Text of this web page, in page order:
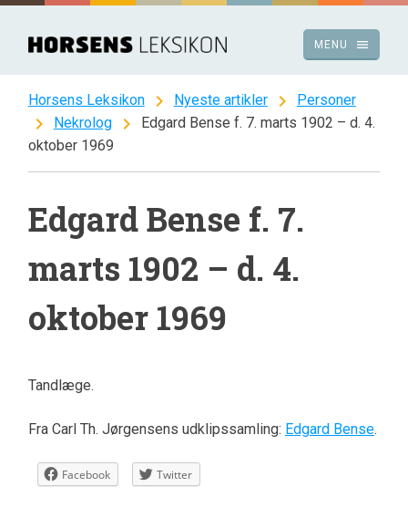
Spring
indhold
menu
MENU
Horsens Leksikon chevron_right Nyeste artikler chevron_right Personer
chevron_right Nekrolog chevron_right
Edgard Bense f. 7. marts 1902 – d. 4.
oktober 1969
Edgard Bense f. 7.
marts 1902 – d. 4.
oktober 1969
Tandlæge.
Fra Carl Th. Jørgensens udklipssamling: Edgard Bense.
Facebook Twitter